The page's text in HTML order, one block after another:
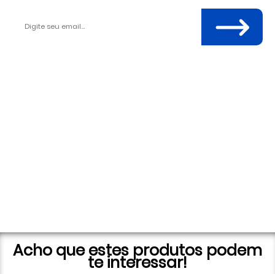
Acho que estes produtos podem
te interessar!